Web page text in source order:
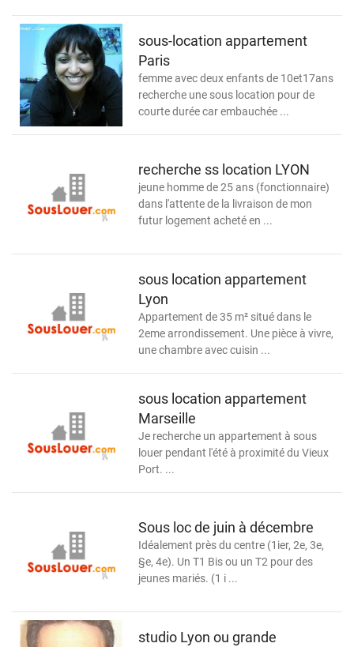
sous-location appartement
Paris
femme avec deux enfants de 10et17ans
recherche une sous location pour de
courte durée car embauchée ...
recherche ss location LYON
jeune homme de 25 ans (fonctionnaire)
dans l'attente de la livraison de mon
futur logement acheté en ...
sous location appartement
Lyon
Appartement de 35 m² situé dans le
2eme arrondissement. Une pièce à vivre,
une chambre avec cuisin ...
sous location appartement
Marseille
Je recherche un appartement à sous
louer pendant l'été à proximité du Vieux
Port. ...
Sous loc de juin à décembre
Idéalement près du centre (1ier, 2e, 3e,
§e, 4e). Un T1 Bis ou un T2 pour des
jeunes mariés. (1 i ...
studio Lyon ou grande